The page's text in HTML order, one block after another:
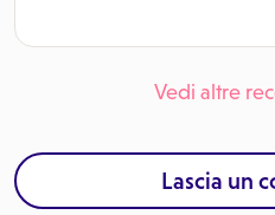
Vedi altre
Lascia un